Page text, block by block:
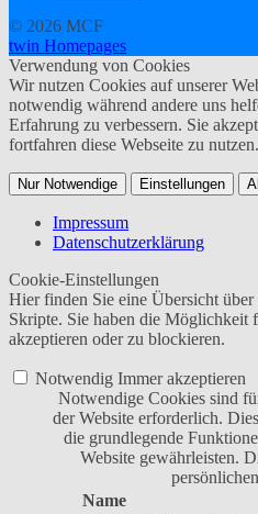
© 2026 MCF
twin Homepages
Verwendung von Cookies
Wir nutzen Cookies auf unserer
notwendig während andere uns
Erfahrung zu verbessern. Sie
fortfahren diese Webseite zu nutzen.
Nur Notwendige Einstellungen
Impressum
Datenschutzerklärung
Cookie-Einstellungen
Hier finden Sie eine Übersicht
Skripte. Sie haben die Möglichkeit
akzeptieren oder zu blockieren.
Notwendig Immer akzeptieren
Notwendige Cookies sind
der Website erforderlich.
die grundlegende
Website gewährleisten.
Name